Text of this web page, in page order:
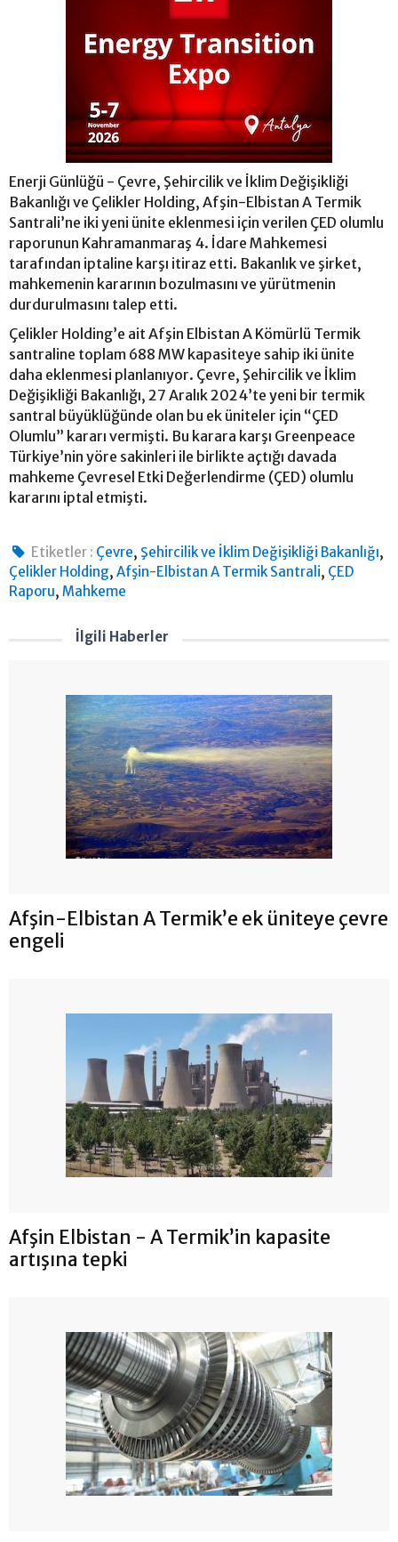
Enerji Günlüğü - Çevre, Şehircilik ve İklim Değişikliği
Bakanlığı ve Çelikler Holding, Afşin-Elbistan A Termik
Santrali’ne iki yeni ünite eklenmesi için verilen ÇED olumlu
raporunun Kahramanmaraş 4. İdare Mahkemesi
tarafından iptaline karşı itiraz etti. Bakanlık ve şirket,
mahkemenin kararının bozulmasını ve yürütmenin
durdurulmasını talep etti.
Çelikler Holding’e ait Afşin Elbistan A Kömürlü Termik
santraline toplam 688 MW kapasiteye sahip iki ünite
daha eklenmesi planlanıyor. Çevre, Şehircilik ve İklim
Değişikliği Bakanlığı, 27 Aralık 2024’te yeni bir termik
santral büyüklüğünde olan bu ek üniteler için “ÇED
Olumlu” kararı vermişti. Bu karara karşı Greenpeace
Türkiye’nin yöre sakinleri ile birlikte açtığı davada
mahkeme Çevresel Etki Değerlendirme (ÇED) olumlu
kararını iptal etmişti.
Etiketler : Çevre, Şehircilik ve İklim Değişikliği Bakanlığı,
Çelikler Holding, Afşin-Elbistan A Termik Santrali, ÇED
Raporu, Mahkeme
İlgili Haberler
Afşin-Elbistan A Termik’e ek üniteye çevre
engeli
Afşin Elbistan - A Termik’in kapasite
artışına tepki